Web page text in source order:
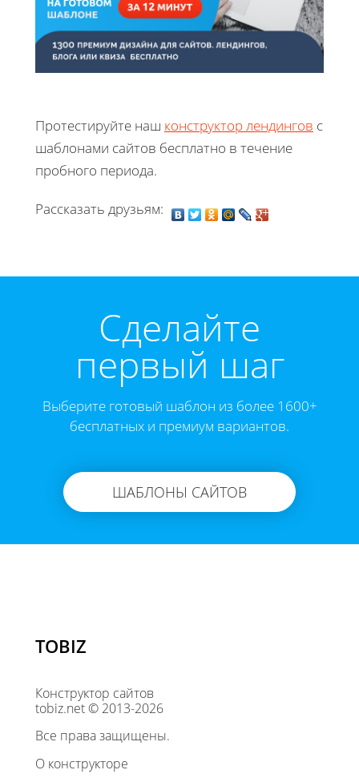
Протестируйте наш конструктор лендингов с
шаблонами сайтов бесплатно в течение
пробного периода.
Рассказать друзьям:
Cделайте
первый шаг
Выберите готовый шаблон из более 1600+
бесплатных и премиум вариантов.
ШАБЛОНЫ САЙТОВ
TOBIZ
Конструктор сайтов
tobiz.net © 2013-2026
Все права защищены.
О конструкторе